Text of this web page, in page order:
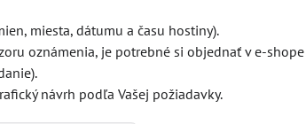
miesta, dátumu a času hostiny).
oznámenia, je potrebné si objednať v e-
návrh podľa Vašej požiadavky.